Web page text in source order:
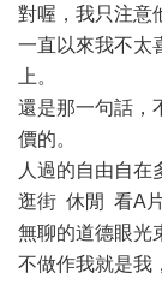
對喔，我只注意
一直以來我不太
上。
還是那一句話，
價的。
人過的自由自在
逛街 休閒 看A
無聊的道德眼光
不做作我就是我